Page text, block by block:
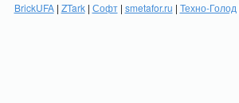
BrickUFA| ZTark| Софт| smetafor.ru | Техно-Голод